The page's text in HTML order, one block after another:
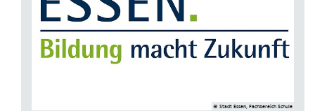
© Stadt Essen, Fachbereich Schule